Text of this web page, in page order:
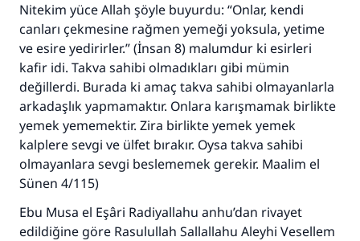
Nitekim yüce Allah şöyle buyurdu: “Onlar, kendi
canları çekmesine rağmen yemeği yoksula, yetime
ve esire yedirirler.” (İnsan 8) malumdur ki esirleri
kafir idi. Takva sahibi olmadıkları gibi mümin
değillerdi. Burada ki amaç takva sahibi olmayanlarla
arkadaşlık yapmamaktır. Onlara karışmamak birlikte
yemek yememektir. Zira birlikte yemek yemek
kalplere sevgi ve ülfet bırakır. Oysa takva sahibi
olmayanlara sevgi beslememek gerekir. Maalim el
Sünen 4/115)
Ebu Musa el Eşâri Radiyallahu anhu’dan rivayet
edildiğine göre Rasulullah Sallallahu Aleyhi Vesellem